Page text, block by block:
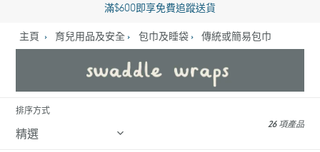
滿$600即享免費追蹤送貨
主頁 育兒用品及安全 包巾及睡袋 傳統或簡易包巾
排序方式
26 項產品